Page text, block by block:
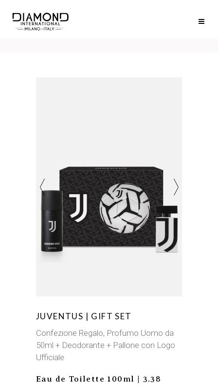
JUVENTUS | GIFT SET
Confezione Regalo, Profumo Uomo da
50ml + Deodorante + Pallone con Logo
Ufficiale
Eau de Toilette 100ml | 3.38